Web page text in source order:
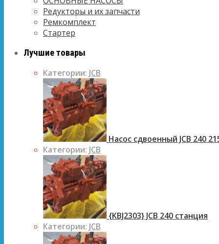
Редукторы и их запчасти
Ремкомплект
Стартер
Лучшие товары
Категории: JCB
Насос сдвоенный JCB 240
Категории: JCB
{KBJ2303} JCB 240 станция
Категории: JCB